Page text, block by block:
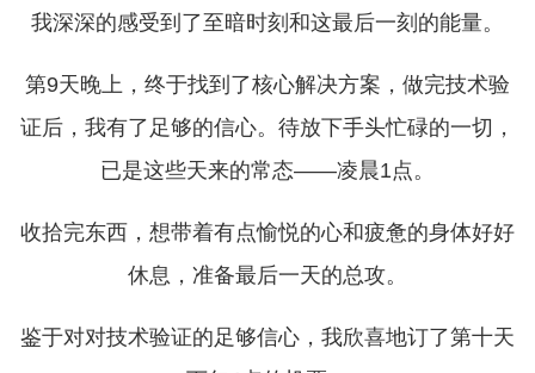
我深深的感受到了至暗时刻和这最后一刻的能量。
第9天晚上，终于找到了核心解决方案，做完技术验
证后，我有了足够的信心。待放下手头忙碌的一切，
已是这些天来的常态——凌晨1点。
收拾完东西，想带着有点愉悦的心和疲惫的身体好好
休息，准备最后一天的总攻。
鉴于对对技术验证的足够信心，我欣喜地订了第十天